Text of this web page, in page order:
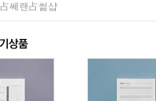
占쎄랜占썲샵